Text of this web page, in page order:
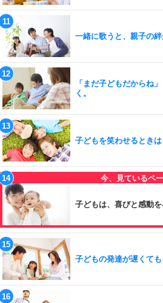
一緒に歌うと、親子の絆
「まだ子どもだからね
く。
子どもを笑わせるときは
子どもは、喜びと感動を
子どもの発達が遅くても